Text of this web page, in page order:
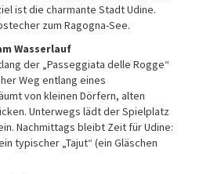
ist die charmante Stadt Udine.
zum Ragogna-See.
Wasserlauf
der „Passeggiata delle Rogge“
Weg entlang eines
von kleinen Dörfern, alten
Unterwegs lädt der Spielplatz
Nachmittags bleibt Zeit für Udine:
typischer „Tajut“ (ein Gläschen